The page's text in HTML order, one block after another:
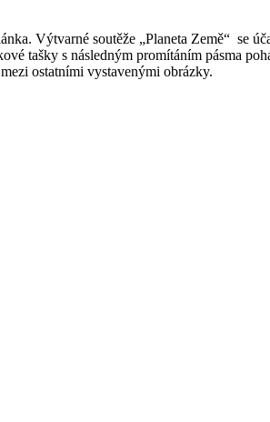
Výtvarné soutěže „Planeta Země“
tašky s následným promítáním pásma
ostatními vystavenými obrázky.